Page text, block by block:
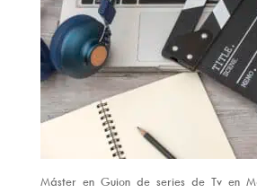
Máster en Guion de series de Tv en